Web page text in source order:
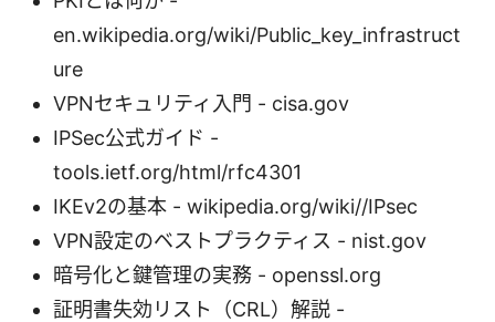
en.wikipedia.org/wiki/Public_key_infrastruct
ure
VPNセキュリティ入門 - cisa.gov
IPSec公式ガイド -
tools.ietf.org/html/rfc4301
IKEv2の基本 - wikipedia.org/wiki//IPsec
VPN設定のベストプラクティス - nist.gov
暗号化と鍵管理の実務 - openssl.org
証明書失効リスト（CRL）解説 -